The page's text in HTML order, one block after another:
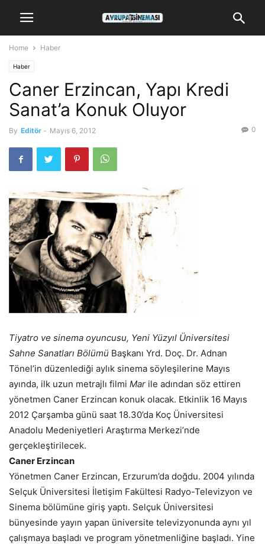
Home Haber
Haber
Caner Erzincan, Yapı Kredi
Sanat’a Konuk Oluyor
By Editör - Mayıs 6, 2012 0
Tiyatro ve sinema oyuncusu, Yeni Yüzyıl Üniversitesi
Sahne Sanatları Bölümü Başkanı Yrd. Doç. Dr. Adnan
Tönel’in düzenlediği aylık sinema söyleşilerine Mayıs
ayında, ilk uzun metrajlı filmi Mar ile adından söz ettiren
yönetmen Caner Erzincan konuk olacak. Etkinlik 16 Mayıs
2012 Çarşamba günü saat 18.30’da Koç Üniversitesi
Anadolu Medeniyetleri Araştırma Merkezi’nde
gerçekleştirilecek.
Caner Erzincan
Yönetmen Caner Erzincan, Erzurum’da doğdu. 2004 yılında
Selçuk Üniversitesi İletişim Fakültesi Radyo-Televizyon ve
Sinema bölümüne giriş yaptı. Selçuk Üniversitesi
bünyesinde yayın yapan üniversite televizyonunda aynı yıl
çalışmaya başladı ve program yönetmenliğine başladı. Yine